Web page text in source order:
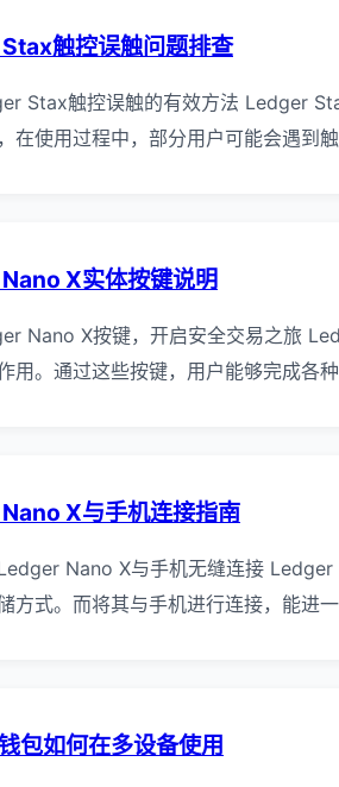
触控误触问题排查
Stax触控误触的有效方法 Ledger
在使用过程中，部分用户可能会遇到
X实体按键说明
Nano X按键，开启安全交易之旅
用。通过这些按键，用户能够完成各
X与手机连接指南
Nano X与手机无缝连接
方式。而将其与手机进行连接，能进
包如何在多设备使用